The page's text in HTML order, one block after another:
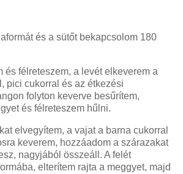
és a sütőt bekapcsolom 180
és félreteszem, a levét elkeverem a
pici cukorral és az étkezési
folyton keverve besűrítem,
és félreteszem hűlni.
elvegyítem, a vajat a barna cukorral
keverem, hozzáadom a szárazakat
nagyjából összeáll. A felét
elterítem rajta a meggyet, majd